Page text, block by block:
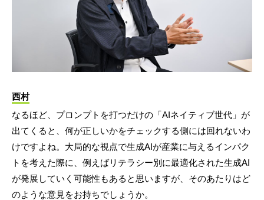
西村
なるほど、プロンプトを打つだけの「AIネイティブ世代」が
出てくると、何が正しいかをチェックする側には回れないわ
けですよね。大局的な視点で生成AIが産業に与えるインパク
トを考えた際に、例えばリテラシー別に最適化された生成AI
が発展していく可能性もあると思いますが、そのあたりはど
のような意見をお持ちでしょうか。